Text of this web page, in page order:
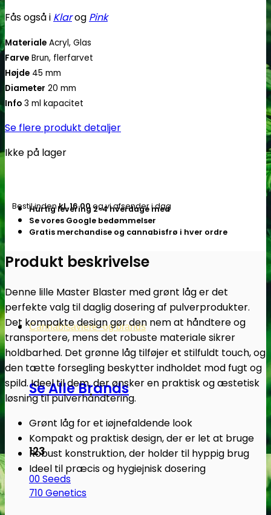
Cannabisavlere -og brands
Se Alle Brands
123
00 Seeds
710 Genetics
Fås også i Klarog Pink
Materiale Acryl, Glas
Farve Brun, flerfarvet
Højde 45 mm
Diameter 20 mm
Info 3 ml kapacitet
Se flere produkt detaljer
Ikke på lager
Bestil indenkl. 16.00og vi afsender i dag
Hurtig levering 2-4 hverdage med
Se vores Google bedømmelser
Gratis merchandise og cannabisfrø i hver ordre
Produkt beskrivelse
Denne lille Master Blaster med grønt låg er det
perfekte valg til daglig dosering af pulverprodukter.
Det kompakte design gør den nem at håndtere og
transportere, mens det robuste materiale sikrer
holdbarhed. Det grønne låg tilføjer et stilfuldt touch, og
den tætte forsegling beskytter indholdet mod fugt og
spild. Ideel til dem, der ønsker en praktisk og æstetisk
løsning til pulverhåndtering.
Grønt låg for et iøjnefaldende look
Kompakt og praktisk design, der er let at bruge
Robust konstruktion, der holder til hyppig brug
Ideel til præcis og hygiejnisk dosering